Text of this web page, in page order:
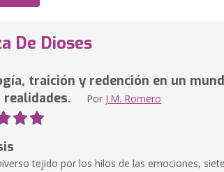
De Dioses
traición y redención en un
Por J.M. Romero
tejido por los hilos de las emociones,